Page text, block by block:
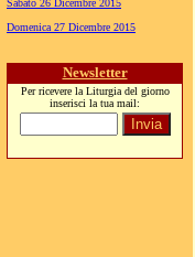
Sabato 26 Dicembre 2015
Domenica 27 Dicembre 2015
Newsletter
Per ricevere la Liturgia del giorno
inserisci la tua mail: